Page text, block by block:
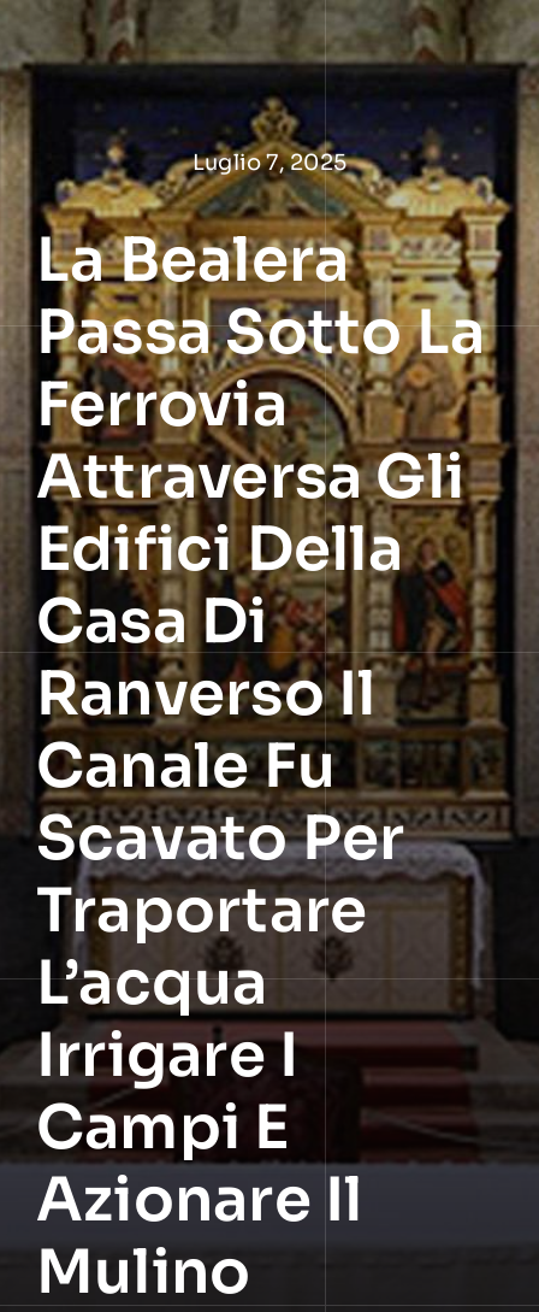
contenuto
Luglio 7, 2025
La Bealera
Passa Sotto La
Ferrovia
Attraversa Gli
Edifici Della
Casa Di
Ranverso Il
Canale Fu
Scavato Per
Traportare
L’acqua
Irrigare I
Campi E
Azionare Il
Mulino